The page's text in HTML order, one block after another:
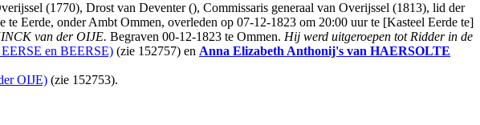
(1770), Drost van Deventer (), Commissaris generaal van Overijssel (1813), lid der
Eerde, onder Ambt Ommen, overleden op 07-12-1823 om 20:00 uur te [Kasteel Eerde te]
van der OIJE. Begraven 00-12-1823 te Ommen. Hij werd uitgeroepen tot Ridder in de
en BEERSE) (zie 152757) en Anna Elizabeth Anthonij's van HAERSOLTE
OIJE) (zie 152753).